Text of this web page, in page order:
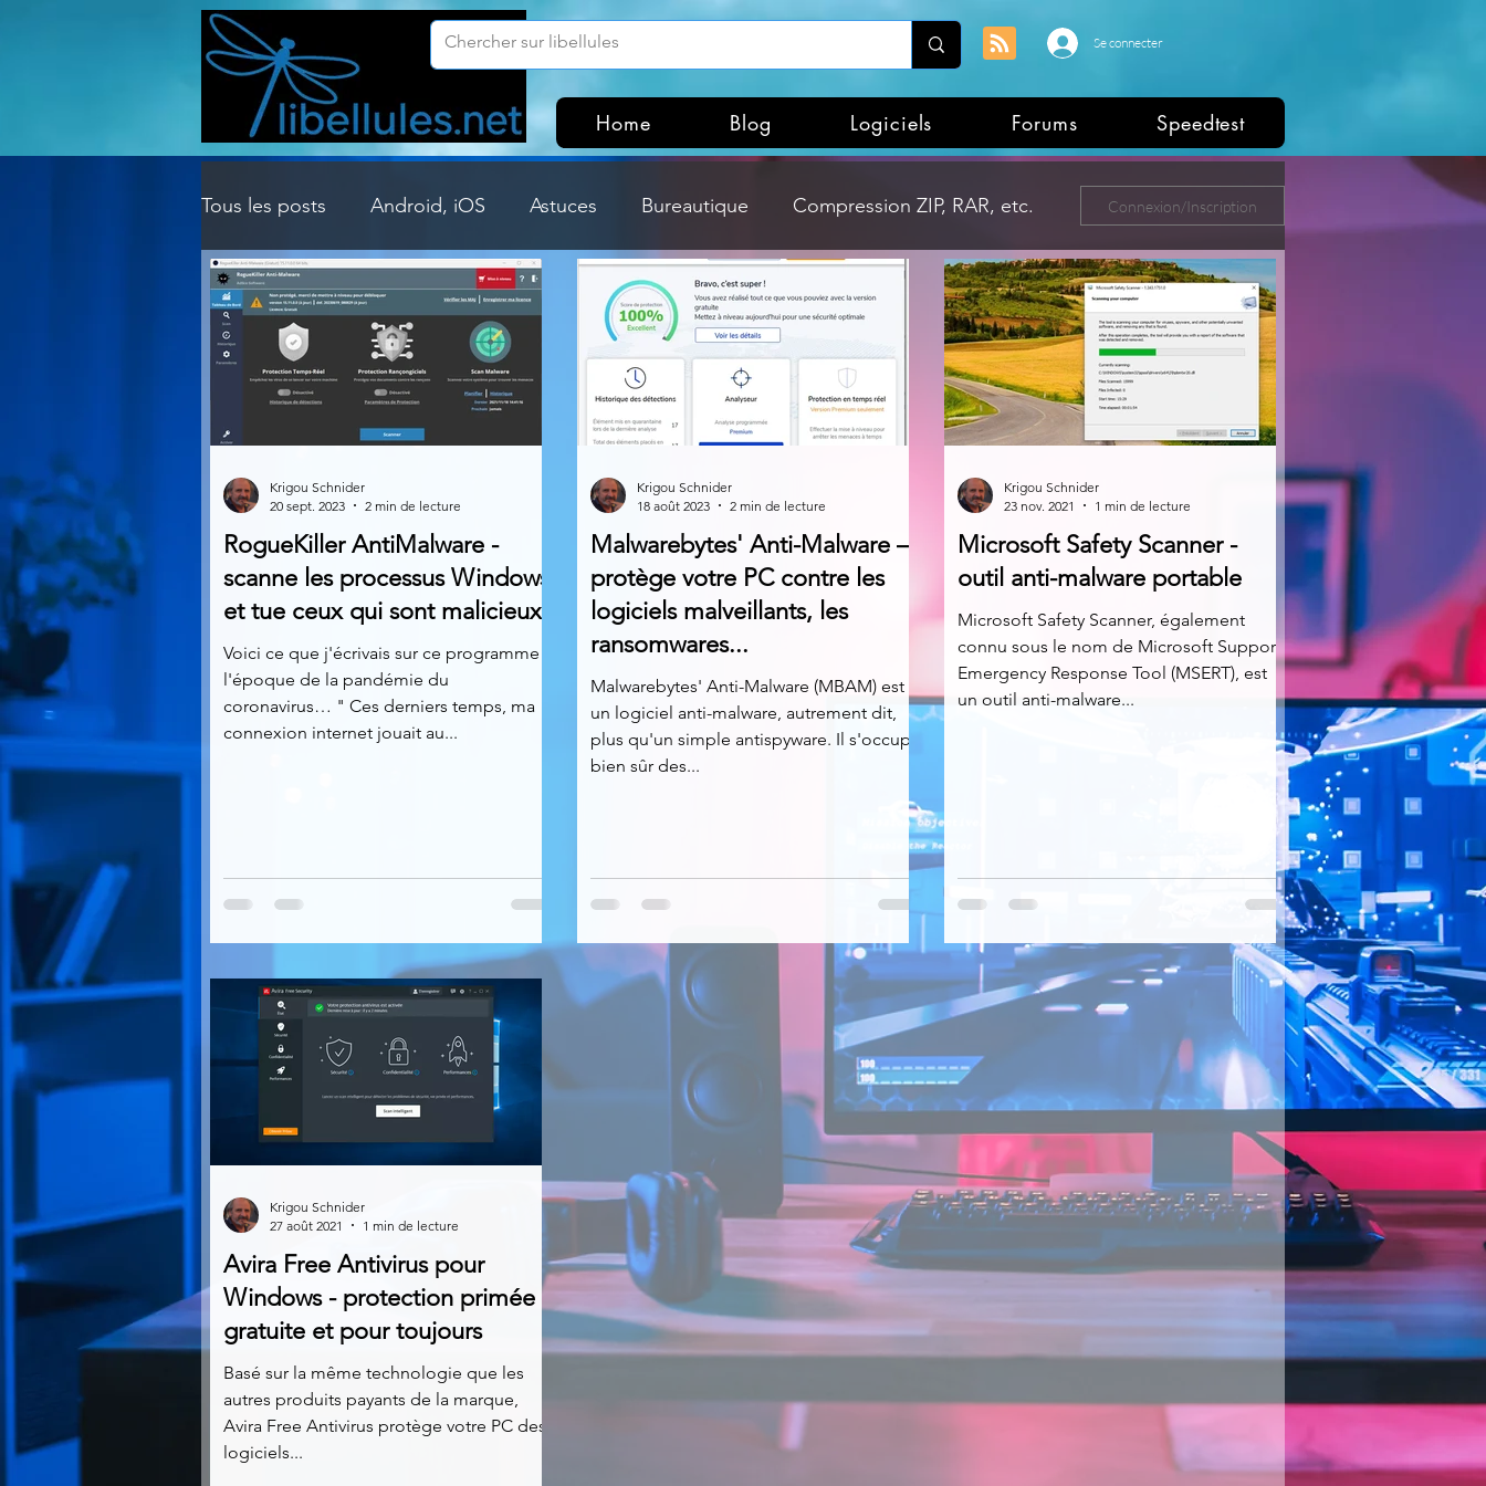
Se connecter
Home Blog Logiciels Forums Speedtest
Tous les posts Android, iOS Astuces Bureautique Compression ZIP, RAR, etc.
Customisation Windows Divers Dossier Windows Explorateurs de fichiers
Gestion Système Graphisme Hardware Internet
Multimedia Navigateurs Nirsoft Occupation disque
Photographie Réseaux Réseaux sociaux Sécurité Services en ligne
Video Logiciels les plus recherchés
Connexion/Inscription
RogueKiller AntiMalware -
scanne les processus Windows
et tue ceux qui sont malicieux
Voici ce que j'écrivais sur ce programme à
l'époque de la pandémie du
coronavirus… " Ces derniers temps, ma
connexion internet jouait au...
Krigou Schnider
20 sept. 2023
2 min de lecture
Malwarebytes' Anti-Malware –
protège votre PC contre les
logiciels malveillants, les
ransomwares...
Malwarebytes' Anti-Malware (MBAM) est
un logiciel anti-malware, autrement dit,
plus qu'un simple antispyware. Il s'occupe
bien sûr des...
Krigou Schnider
18 août 2023
2 min de lecture
Microsoft Safety Scanner -
outil anti-malware portable
Microsoft Safety Scanner, également
connu sous le nom de Microsoft Support
Emergency Response Tool (MSERT), est
un outil anti-malware...
Krigou Schnider
23 nov. 2021
1 min de lecture
Avira Free Antivirus pour
Windows - protection primée
gratuite et pour toujours
Basé sur la même technologie que les
autres produits payants de la marque,
Avira Free Antivirus protège votre PC des
logiciels...
Krigou Schnider
27 août 2021
1 min de lecture